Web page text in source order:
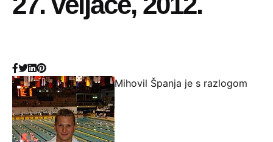
Mihovil Španja je s razlogom